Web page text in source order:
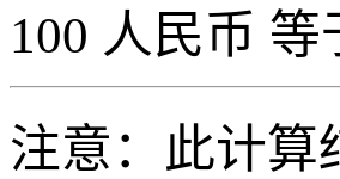
100 人民币 等
注意：此计算